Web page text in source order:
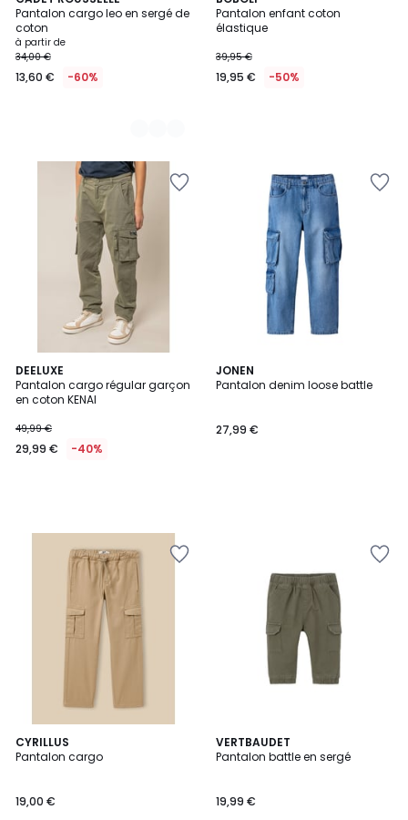
Pantalon cargo leo en sergé de
coton
à partir de
34,00 €
13,60 € -60%
Couleurs
Pantalon enfant coton
élastique
39,95 €
19,95 € -50%
DEELUXE
Pantalon cargo régular garçon
en coton KENAI
49,99 €
29,99 € -40%
JONEN
Pantalon denim loose battle
27,99 €
CYRILLUS
Pantalon cargo
19,00 €
2
Couleurs
VERTBAUDET
Pantalon battle en sergé
19,99 €
2
Couleurs